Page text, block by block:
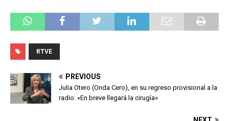
RTVE
PREVIOUS
Julia Otero (Onda Cero), en su regreso provisional a la
radio: «En breve llegará la cirugía»